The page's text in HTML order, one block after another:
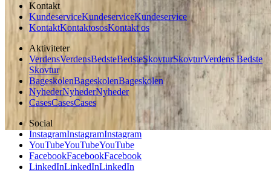
Kontakt
KundeserviceKundeserviceKundeservice
KontaktKontaktososKontakt os
Aktiviteter
VerdensVerdensBedsteBedsteSkovturSkovturVerdens Bedste
Skovtur
BageskolenBageskolenBageskolen
NyhederNyhederNyheder
CasesCasesCases
Social
InstagramInstagramInstagram
YouTubeYouTubeYouTube
FacebookFacebookFacebook
LinkedInLinkedInLinkedIn